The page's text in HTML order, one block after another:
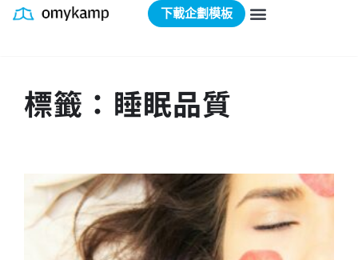
下載企劃模板
標籤：睡眠品質